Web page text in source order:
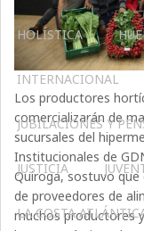
HOLÍSTICA
INTERNACIONAL
JUBILACIONES Y
JUSTICIA
LA COSTA
Los productores
comercializarán de
sucursales del
Institucionales de
Quiroga, sostuvo que
de proveedores de
muchos productores